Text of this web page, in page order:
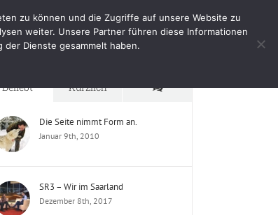
Shop Mein Benutzerkonto
Startseite
Beliebt Kürzlich Kommentare
Die Seite nimmt Form an.
Januar 9th, 2010
SR3 – Wir im Saarland
Dezember 8th, 2017
zu können und die Zugriffe auf unsere Website zu
weiter. Unsere Partner führen diese Informationen
Dienste gesammelt haben.